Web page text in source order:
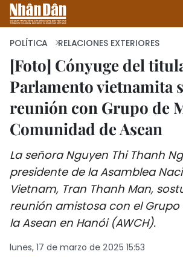
INICIO
POLÍTICA
SOCIEDAD
SALUD - MEDIO
CULTURA -
POLÍTICA RELACIONES EXTERIORES
[Foto] Cónyuge del
Parlamento vietnamita
reunión con Grupo de
Comunidad de Asean
La señora Nguyen Thi Thanh
presidente de la Asamblea
Vietnam, Tran Thanh Man,
reunión amistosa con el Grupo
la Asean en Hanói (AWCH).
lunes, 17 de marzo de 2025 15:53